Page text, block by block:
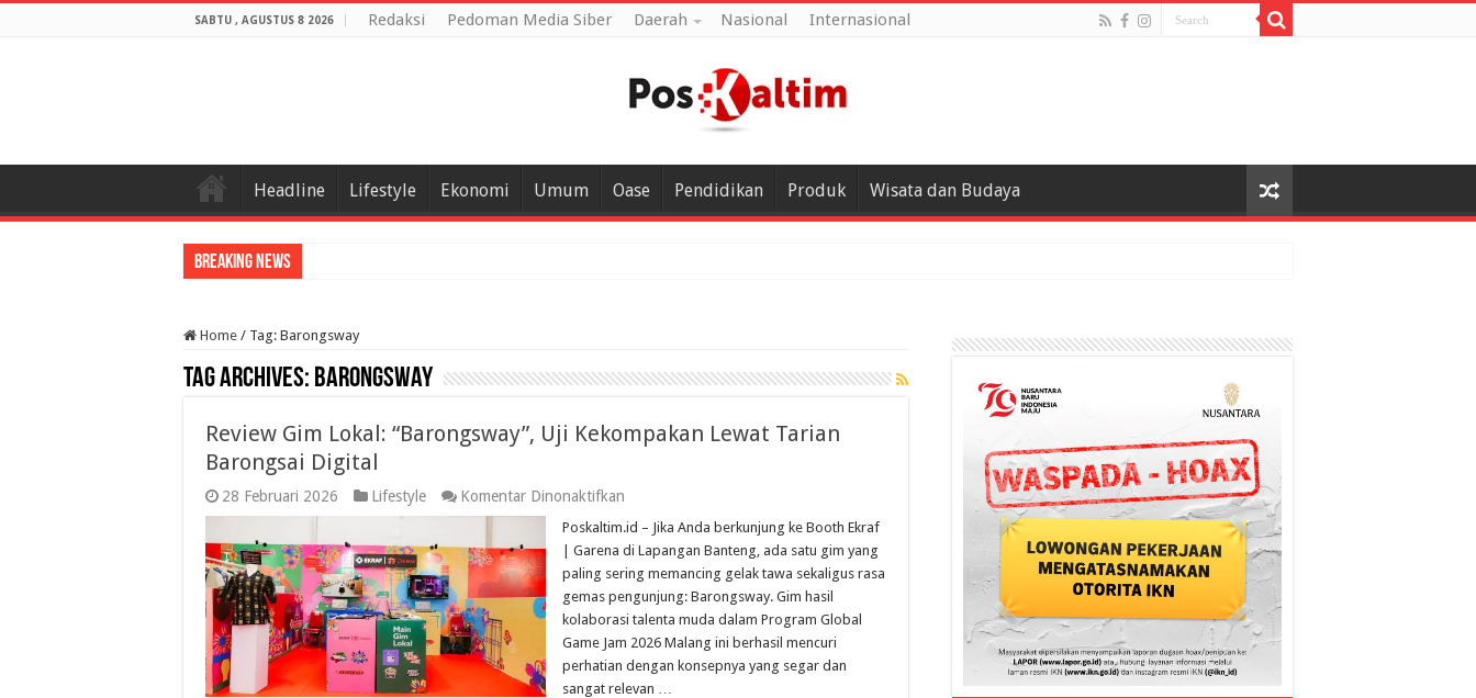
SABTU , AGUSTUS 8 2026 Redaksi Pedoman Media Siber Daerah Nasional Internasional
Headline Lifestyle Ekonomi Umum Oase Pendidikan Produk Wisata dan Budaya
Breaking News
Home / Tag: Barongsway
Tag Archives: Barongsway
Review Gim Lokal: “Barongsway”, Uji Kekompakan Lewat Tarian
Barongsai Digital
28 Februari 2026 Lifestyle Komentar Dinonaktifkan
Gim
Lokal:
“Barongsway”,
Uji
Kekompakan
Lewat
Tarian
Barongsai
Digital
Poskaltim.id – Jika Anda berkunjung ke Booth Ekraf
| Garena di Lapangan Banteng, ada satu gim yang
paling sering memancing gelak tawa sekaligus rasa
gemas pengunjung: Barongsway. Gim hasil
kolaborasi talenta muda dalam Program Global
Game Jam 2026 Malang ini berhasil mencuri
perhatian dengan konsepnya yang segar dan
sangat relevan …